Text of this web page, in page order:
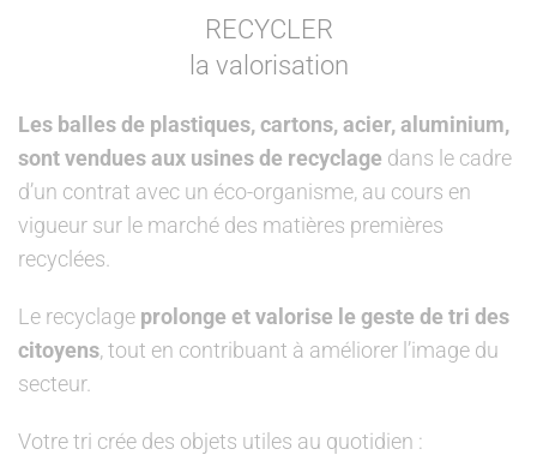
RECYCLER
la valorisation
Les balles de plastiques, cartons, acier, aluminium,
sont vendues aux usines de recyclage dans le cadre
d’un contrat avec un éco-organisme, au cours en
vigueur sur le marché des matières premières
recyclées.
Le recyclage prolonge et valorise le geste de tri des
citoyens, tout en contribuant à améliorer l’image du
secteur.
Votre tri crée des objets utiles au quotidien :